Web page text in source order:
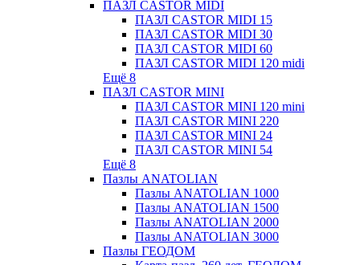
ПАЗЛ CASTOR MIDI
ПАЗЛ CASTOR MIDI 15
ПАЗЛ CASTOR MIDI 30
ПАЗЛ CASTOR MIDI 60
ПАЗЛ CASTOR MIDI 120 midi
Ещё 8
ПАЗЛ CASTOR MINI
ПАЗЛ CASTOR MINI 120 mini
ПАЗЛ CASTOR MINI 220
ПАЗЛ CASTOR MINI 24
ПАЗЛ CASTOR MINI 54
Ещё 8
Пазлы ANATOLIAN
Пазлы ANATOLIAN 1000
Пазлы ANATOLIAN 1500
Пазлы ANATOLIAN 2000
Пазлы ANATOLIAN 3000
Пазлы ГЕОДОМ